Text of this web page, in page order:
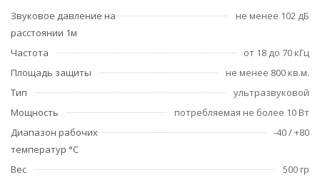
Звуковое давление на
расстоянии 1м
не менее 102 дБ
Частота
от 18 до 70 кГц
Площадь защиты
не менее 800 кв.м.
Тип
ультразвуковой
Мощность
потребляемая не более 10 Вт
Диапазон рабочих
температур °С
-40 / +80
Вес
500 гр